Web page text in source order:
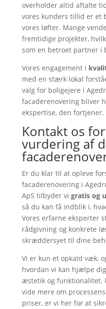
overholder altid aftalte
vores kunders tillid er et
vores løfter. Mange
fremtidige projekter,
som en betroet partner i
Vores engagement i
med en stærk lokal
valg for boligejere i
facaderenovering bliver
ekspertise, den fortjener.
Kontakt os
vurdering af
Er du klar til at opleve
facaderenovering i
ApS tilbyder vi gratis og
så du kan få indblik i,
Vores erfarne eksperter
rådgivning og konkrete
skræddersyet til dine
Vi er kun et opkald væk,
hvordan vi kan hjælpe
æstetik og funktionalitet.
vide mere om
priser, er vi her for at